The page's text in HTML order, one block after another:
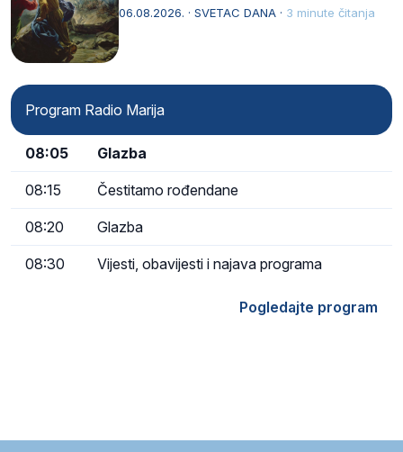
drugoj…
06.08.2026. · SVETAC DANA · 3 minute čitanja
Program Radio Marija
08:05 Glazba
08:15 Čestitamo rođendane
08:20 Glazba
08:30 Vijesti, obavijesti i najava programa
Pogledajte program